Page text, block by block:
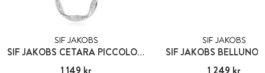
SIF JAKOBS
SIF JAKOBS CETARA PICCOLO PENDANT
SIF JAKOBS
SIF JAKOBS BELLUNO